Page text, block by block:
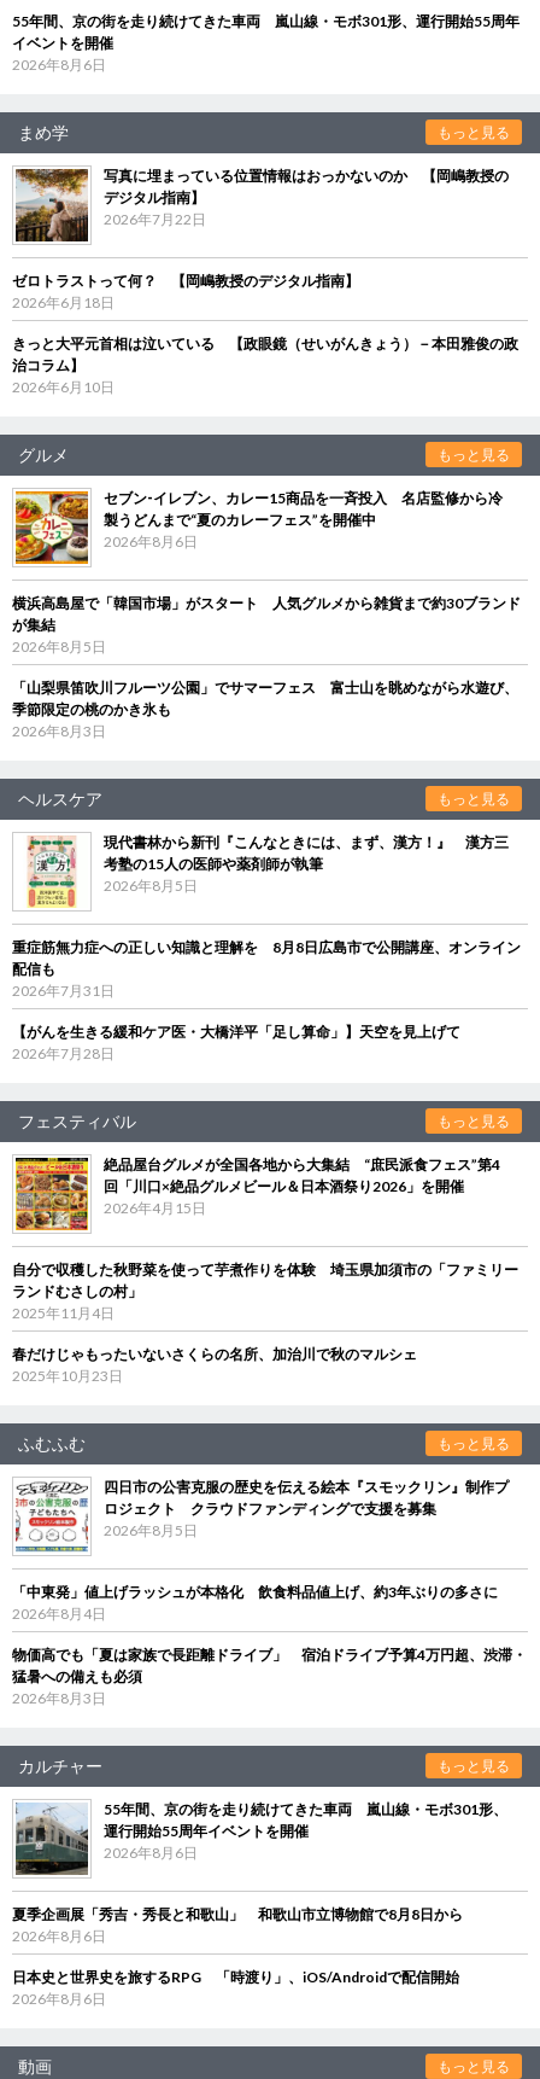
55年間、京の街を走り続けてきた車両 嵐山線・モボ301形、運行開始55周年
イベントを開催
2026年8月6日
まめ学 もっと見る
写真に埋まっている位置情報はおっかないのか 【岡嶋教授の
デジタル指南】
2026年7月22日
ゼロトラストって何？ 【岡嶋教授のデジタル指南】
2026年6月18日
きっと大平元首相は泣いている 【政眼鏡（せいがんきょう）－本田雅俊の政
治コラム】
2026年6月10日
グルメ もっと見る
セブン‐イレブン、カレー15商品を一斉投入 名店監修から冷
製うどんまで“夏のカレーフェス”を開催中
2026年8月6日
横浜高島屋で「韓国市場」がスタート 人気グルメから雑貨まで約30ブランド
が集結
2026年8月5日
「山梨県笛吹川フルーツ公園」でサマーフェス 富士山を眺めながら水遊び、
季節限定の桃のかき氷も
2026年8月3日
ヘルスケア もっと見る
現代書林から新刊『こんなときには、まず、漢方！』 漢方三
考塾の15人の医師や薬剤師が執筆
2026年8月5日
重症筋無力症への正しい知識と理解を 8月8日広島市で公開講座、オンライン
配信も
2026年7月31日
【がんを生きる緩和ケア医・大橋洋平「足し算命」】天空を見上げて
2026年7月28日
フェスティバル もっと見る
絶品屋台グルメが全国各地から大集結 “庶民派食フェス”第4
回「川口×絶品グルメビール＆日本酒祭り2026」を開催
2026年4月15日
自分で収穫した秋野菜を使って芋煮作りを体験 埼玉県加須市の「ファミリー
ランドむさしの村」
2025年11月4日
春だけじゃもったいないさくらの名所、加治川で秋のマルシェ
2025年10月23日
ふむふむ もっと見る
四日市の公害克服の歴史を伝える絵本『スモックリン』制作プ
ロジェクト クラウドファンディングで支援を募集
2026年8月5日
「中東発」値上げラッシュが本格化 飲食料品値上げ、約3年ぶりの多さに
2026年8月4日
物価高でも「夏は家族で長距離ドライブ」 宿泊ドライブ予算4万円超、渋滞・
猛暑への備えも必須
2026年8月3日
カルチャー もっと見る
55年間、京の街を走り続けてきた車両 嵐山線・モボ301形、
運行開始55周年イベントを開催
2026年8月6日
夏季企画展「秀吉・秀長と和歌山」 和歌山市立博物館で8月8日から
2026年8月6日
日本史と世界史を旅するRPG 「時渡り」、iOS/Androidで配信開始
2026年8月6日
動画 もっと見る